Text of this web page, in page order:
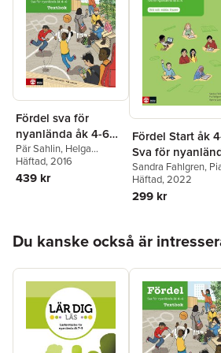
Fördel sva för
nyanlända åk 4-6
Textbok
Pär Sahlin, Helga
Stensson
Häftad, 2016
439 kr
Fördel Start åk
Sva för
Sandra Fahlgren,
Fahlgren,Agneta
Lundgren
Häftad, 2022
299 kr
Du kanske också är